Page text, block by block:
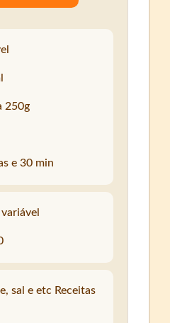
250g
e 30 min
sal e etc Receitas